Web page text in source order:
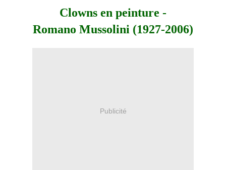
Clowns en peinture -
Romano Mussolini (1927-2006)
Publicité